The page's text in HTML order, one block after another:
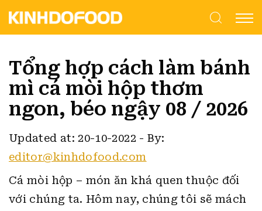
Tổng hợp cách làm bánh
mì cá mòi hộp thơm
ngon, béo ngậy 08 / 2026
Updated at: 20-10-2022 -By:
editor@kinhdofood.com
Cá mòi hộp – món ăn khá quen thuộc đối
với chúng ta. Hôm nay, chúng tôi sẽ mách